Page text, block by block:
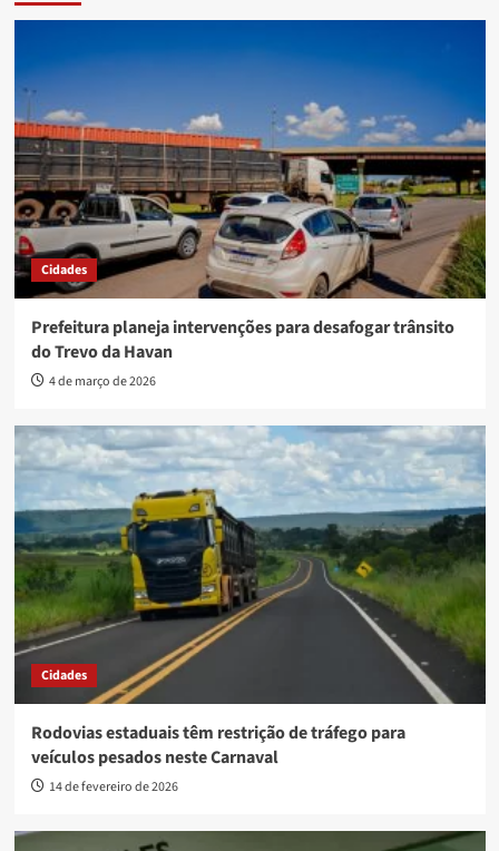
Cidades
Prefeitura planeja intervenções para desafogar trânsito
do Trevo da Havan
4 de março de 2026
Cidades
Rodovias estaduais têm restrição de tráfego para
veículos pesados neste Carnaval
14 de fevereiro de 2026